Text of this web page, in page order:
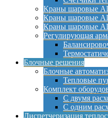
Краны шаровые
Краны шаровые
Краны шаровые
Регулирующая
Блочные решения
Блочные
Тепловые
Комплект
С двумя
С одним
Диспетчеризация